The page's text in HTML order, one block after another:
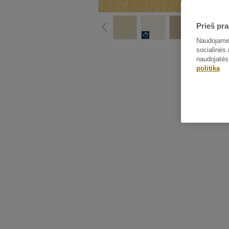
Prieš
socialinės
politika